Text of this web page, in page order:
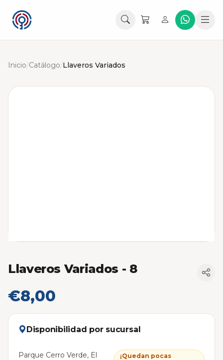
Inicio/Catálogo/Llaveros Variados
Llaveros Variados - 8
€8,00
Disponibilidad por sucursal
Parque Cerro Verde, El
¡Quedan pocas